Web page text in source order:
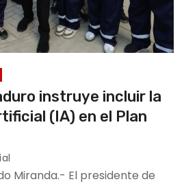
instruye incluir la
(IA) en el Plan
Miranda.- El presidente de